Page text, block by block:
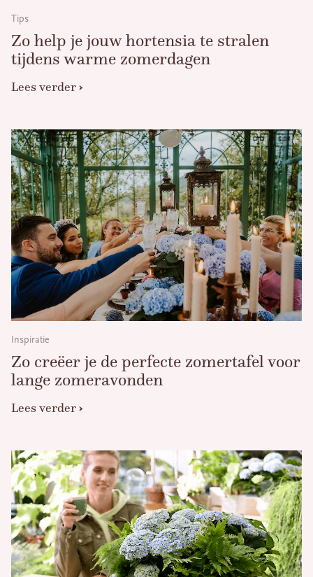
Tips
Zo help je jouw hortensia te stralen
tijdens warme zomerdagen
Lees verder
Inspiratie
Zo creëer je de perfecte zomertafel voor
lange zomeravonden
Lees verder